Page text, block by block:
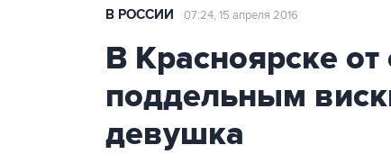
В РОССИИ 07:24, 15 апреля 2016
В Красноярске
поддельным
девушка